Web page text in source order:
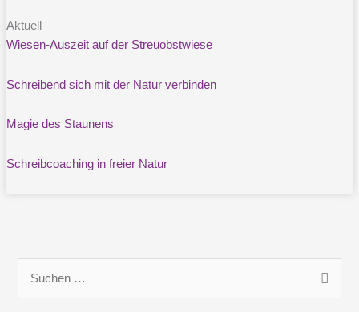
Aktuell
Wiesen-Auszeit auf der Streuobstwiese
Schreibend sich mit der Natur verbinden
Magie des Staunens
Schreibcoaching in freier Natur